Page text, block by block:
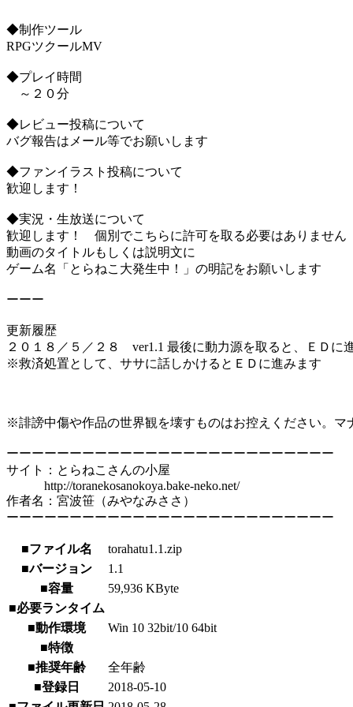
◆制作ツール
RPGツクールMV
◆プレイ時間
～２０分
◆レビュー投稿について
バグ報告はメール等でお願いします
◆ファンイラスト投稿について
歓迎します！
◆実況・生放送について
歓迎します！ 個別でこちらに許可を取る必要はありません
動画のタイトルもしくは説明文に
ゲーム名「とらねこ大発生中！」の明記をお願いします
ーーー
更新履歴
２０１８／５／２８ ver1.1 最後に動力源を取ると、ＥＤに
※救済処置として、ササに話しかけるとＥＤに進みます
※誹謗中傷や作品の世界観を壊すものはお控えください。マ
ーーーーーーーーーーーーーーーーーーーーーーーーーー
サイト：とらねこさんの小屋
http://toranekosanokoya.bake-neko.net/
作者名：宮波笹（みやなみささ）
ーーーーーーーーーーーーーーーーーーーーーーーーーー
■ファイル名
torahatu1.1.zip
■バージョン
1.1
■容量
59,936 KByte
■必要ランタイム
■動作環境
Win 10 32bit/10 64bit
■特徴
■推奨年齢
全年齢
■登録日
2018-05-10